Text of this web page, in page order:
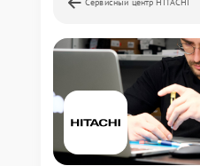
Сервисный центр HITACHI